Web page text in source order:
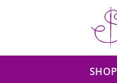
SHOP